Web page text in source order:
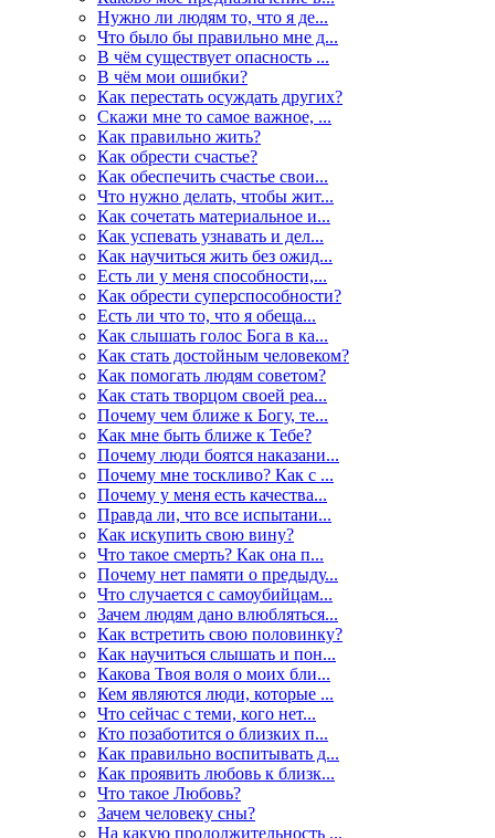
Нужно ли людям то, что я де...
Что было бы правильно мне д...
В чём существует опасность ...
В чём мои ошибки?
Как перестать осуждать других?
Скажи мне то самое важное, ...
Как правильно жить?
Как обрести счастье?
Как обеспечить счастье свои...
Что нужно делать, чтобы жит...
Как сочетать материальное и...
Как успевать узнавать и дел...
Как научиться жить без ожид...
Есть ли у меня способности,...
Как обрести суперспособности?
Есть ли что то, что я обеща...
Как слышать голос Бога в ка...
Как стать достойным человеком?
Как помогать людям советом?
Как стать творцом своей реа...
Почему чем ближе к Богу, те...
Как мне быть ближе к Тебе?
Почему люди боятся наказани...
Почему мне тоскливо? Как с ...
Почему у меня есть качества...
Правда ли, что все испытани...
Как искупить свою вину?
Что такое смерть? Как она п...
Почему нет памяти о предыду...
Что случается с самоубийцам...
Зачем людям дано влюбляться...
Как встретить свою половинку?
Как научиться слышать и пон...
Какова Твоя воля о моих бли...
Кем являются люди, которые ...
Что сейчас с теми, кого нет...
Кто позаботится о близких п...
Как правильно воспитывать д...
Как проявить любовь к близк...
Что такое Любовь?
Зачем человеку сны?
На какую продолжительность ...